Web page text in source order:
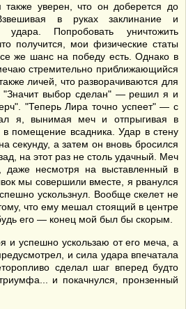
также уверен, что он доберется до
в руках заклинание и
удара. Попробовать уничтожить
получится, мои физические статы
же шанс на победу есть. Однако в
стремительно приближающийся
личей, что разворачиваются для
"Значит выбор сделан" — решил я и
"Теперь Лира точно успеет" — с
я, вынимая меч и отпрыгивая в
в помещение всадника. Удар в стену
секунду, а затем он вновь бросился
на этот раз не столь удачный. Меч
даже несмотря на выставленный в
мы совершили вместе, я рванулся
ускользнул. Вообще скелет не
что ему мешал стоящий в центре
его — конец мой был бы скорым.
и успешно ускользаю от его меча, а
и сила удара впечатала
сделал шаг вперед будто
и покачнулся, пронзенный